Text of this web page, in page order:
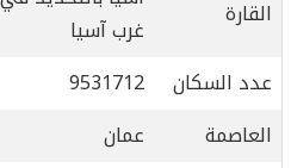
القارة
غرب آسيا
عدد السكان
9531712
العاصمة
عمان